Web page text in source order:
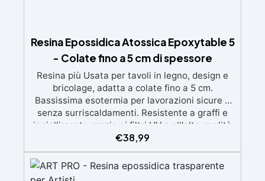
Resina Epossidica Atossica Epoxytable 5
- Colate fino a 5 cm di spessore
Resina più Usata per tavoli in legno, design e
bricolage, adatta a colate fino a 5 cm.
Bassissima esotermia per lavorazioni sicure e
senza surriscaldamenti. Resistente a graffi e
ingiallimento grazie ai filtri UV e all'alta qualità
meccanica. Bassa viscosità per eliminare bolle
d'aria e ottenere finiture lisce. Sicura, atossica,
BPA/VOC free e certificata per il contatto
prolungato con la pelle.
€38,99